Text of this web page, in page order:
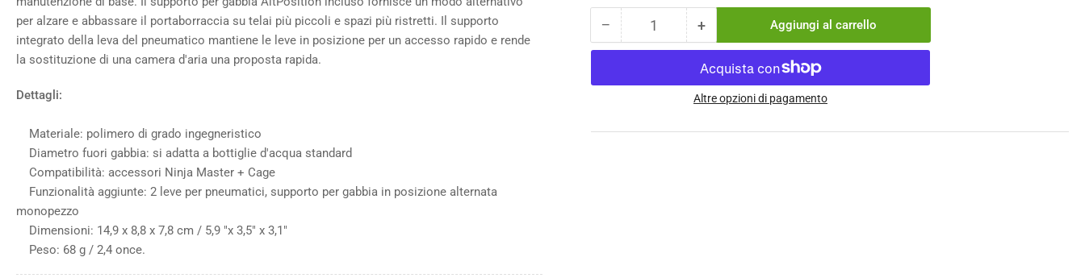
− Diminuisci
la
per
Portaborraccia
Ninja
Quantità +Aumenta
la
quantità
per
Portaborraccia
Ninja
Aggiungi al carrello
Altre opzioni di pagamento
per alzare e abbassare il portaborraccia su telai più piccoli e spazi più ristretti. Il supporto
integrato della leva del pneumatico mantiene le leve in posizione per un accesso rapido e rende
la sostituzione di una camera d'aria una proposta rapida.
Dettagli:
Materiale: polimero di grado ingegneristico
Diametro fuori gabbia: si adatta a bottiglie d'acqua standard
Compatibilità: accessori Ninja Master + Cage
Funzionalità aggiunte: 2 leve per pneumatici, supporto per gabbia in posizione alternata
monopezzo
Dimensioni: 14,9 x 8,8 x 7,8 cm / 5,9 "x 3,5" x 3,1"
Peso: 68 g / 2,4 once.